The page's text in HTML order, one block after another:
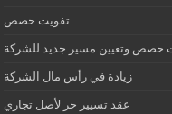
تفويت حصص
حصص وتعيين مسير جديد للشركة
زيادة في رأس مال الشركة
عقد تسيير حر لأصل تجاري